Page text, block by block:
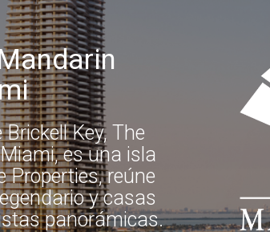
Key, The
es una isla
Properties, reúne
y casas
panorámicas.